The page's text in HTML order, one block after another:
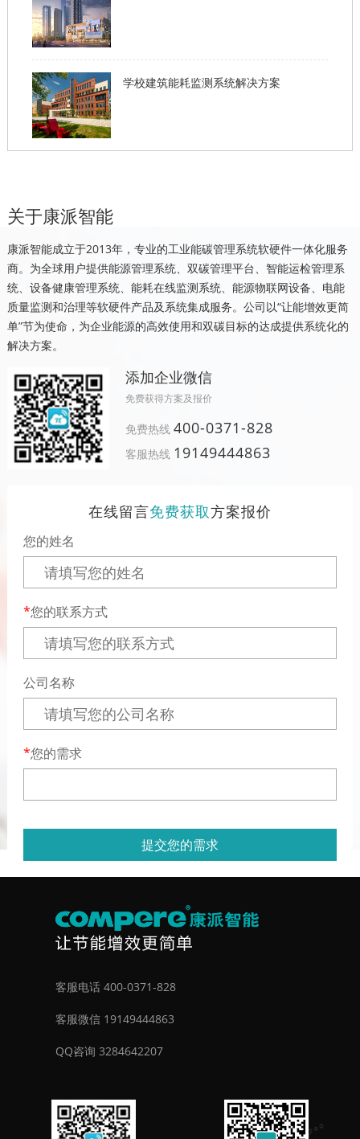
学校建筑能耗监测系统解决方案
关于康派智能
康派智能成立于2013年，专业的工业能碳管理系统软硬件一体化服务
商。为全球用户提供能源管理系统、双碳管理平台、智能运检管理系
统、设备健康管理系统、能耗在线监测系统、能源物联网设备、电能
质量监测和治理等软硬件产品及系统集成服务。公司以“让能增效更简
单”节为使命，为企业能源的高效使用和双碳目标的达成提供系统化的
解决方案。
添加企业微信
免费获得方案及报价
免费热线 400-0371-828
客服热线 19149444863
在线留言免费获取方案报价
您的姓名
您的联系方式
公司名称
您的需求
提交您的需求
客服电话 400-0371-828
客服微信 19149444863
QQ咨询 3284642207